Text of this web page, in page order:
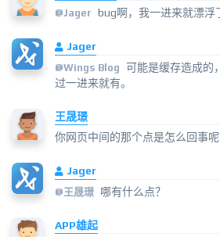
@Jager bug啊，我一进来就漂浮
Jager
@Wings Blog 可能是缓存造成的
过一进来就有。
王晟璟
你网页中间的那个点是怎么回事呢
Jager
@王晟璟 哪有什么点？
APP雄起